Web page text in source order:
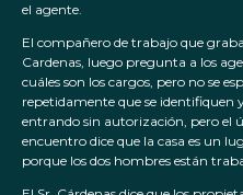
el agente.
El compañero de trabajo que
Cardenas, luego pregunta a los
cuáles son los cargos, pero no se
repetidamente que se identifiquen
entrando sin autorización, pero el
encuentro dice que la casa es un
porque los dos hombres están